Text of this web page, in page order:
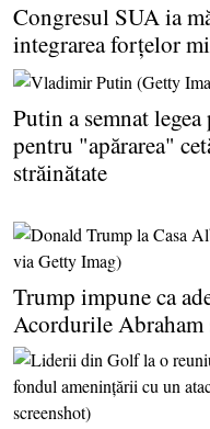
Congresul SUA ia
integrarea forţelor
Putin a semnat
pentru "apărarea"
străinătate
Trump impune ca
Acordurile